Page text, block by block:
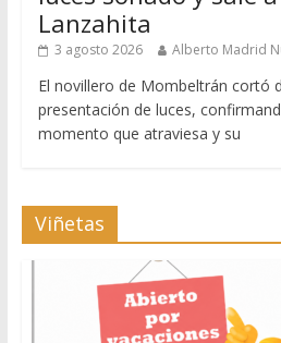
Lanzahita
3 agosto 2026 Alberto Madrid
El novillero de Mombeltrán cortó
presentación de luces,
momento que atraviesa y su
Viñetas